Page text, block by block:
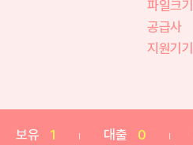
파일크기
공급사
지원기기
보유 1 대출 0